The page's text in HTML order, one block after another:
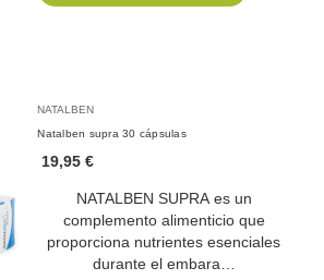
NATALBEN
Natalben supra 30 cápsulas
19,95 €
NATALBEN SUPRA es un
complemento alimenticio que
proporciona nutrientes esenciales
durante el embara…